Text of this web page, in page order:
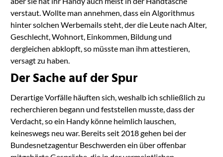
verstaut. Wollte man annehmen, dass ein Algorithmus
hinter solchen Werbemails steht, der die Leute nach Alter,
Geschlecht, Wohnort, Einkommen, Bildung und
dergleichen abklopft, so müsste man ihm attestieren,
versagt zu haben.
Der Sache auf der Spur
Derartige Vorfälle häuften sich, weshalb ich schließlich zu
recherchieren begann und feststellen musste, dass der
Verdacht, so ein Handy könne heimlich lauschen,
keineswegs neu war. Bereits seit 2018 gehen bei der
Bundesnetzagentur Beschwerden ein über offenbar